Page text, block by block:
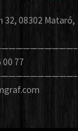
32, 08302 Mataró,
00 77